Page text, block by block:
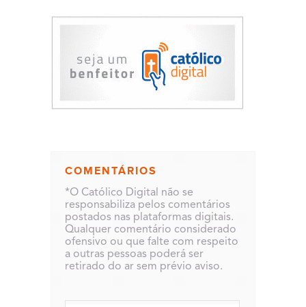
COMENTÁRIOS
*O Católico Digital não se
responsabiliza pelos comentários
postados nas plataformas digitais.
Qualquer comentário considerado
ofensivo ou que falte com respeito
a outras pessoas poderá ser
retirado do ar sem prévio aviso.